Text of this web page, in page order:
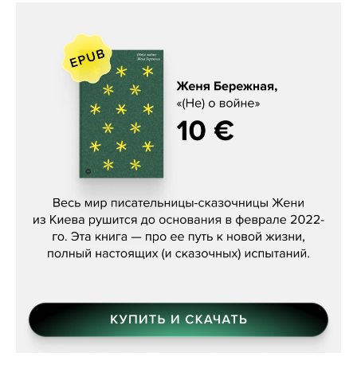
Женя Бережная, «(Не) о войне»